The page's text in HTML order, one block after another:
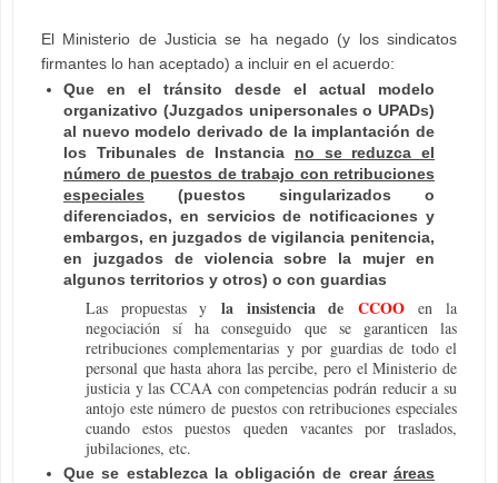
El Ministerio de Justicia se ha negado (y los sindicatos
firmantes lo han aceptado) a incluir en el acuerdo:
Que en el tránsito desde el actual modelo
organizativo (Juzgados unipersonales o UPADs)
al nuevo modelo derivado de la implantación de
los Tribunales de Instancia no se reduzca el
número de puestos de trabajo con retribuciones
especiales (puestos singularizados o
diferenciados, en servicios de notificaciones y
embargos, en juzgados de vigilancia penitencia,
en juzgados de violencia sobre la mujer en
algunos territorios y otros) o con guardias
Las propuestas y la insistencia de CCOOen la
negociación sí ha conseguido que se garanticen las
retribuciones complementarias y por guardias de todo el
personal que hasta ahora las percibe, pero el Ministerio de
justicia y las CCAA con competencias podrán reducir a su
antojo este número de puestos con retribuciones especiales
cuando estos puestos queden vacantes por traslados,
jubilaciones, etc.
Que se establezca la obligación de crear áreas